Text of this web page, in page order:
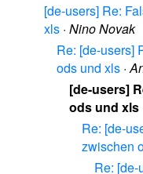
[de-users] Re:
xls · Nino Novak
Re: [de-users]
ods und xls ·
[de-users]
ods und xls
Re: [de-
zwischen
Re: